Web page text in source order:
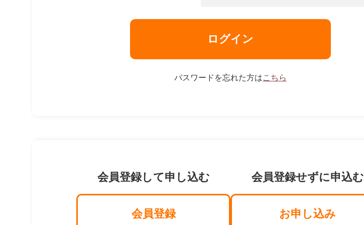
ログイン
パスワードを忘れた方はこちら
会員登録して申し込む
会員登録
会員登録せずに申込む
お申し込み